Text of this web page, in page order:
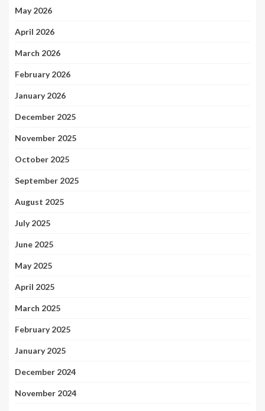
May 2026
April 2026
March 2026
February 2026
January 2026
December 2025
November 2025
October 2025
September 2025
August 2025
July 2025
June 2025
May 2025
April 2025
March 2025
February 2025
January 2025
December 2024
November 2024